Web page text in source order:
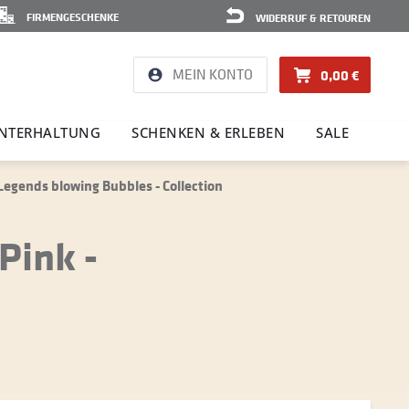
WIDERRUF & RETOUREN
FIRMENGESCHENKE
MEIN KONTO 0,00 €
SCHENKEN & ERLEBEN SALE
blowing Bubbles - Collection
-